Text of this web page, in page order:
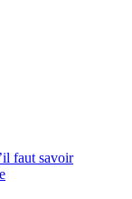
faut savoir